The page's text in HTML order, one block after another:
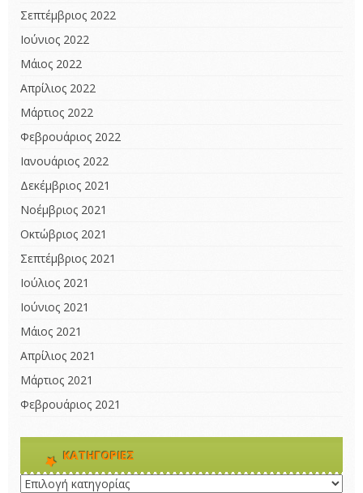
Σεπτέμβριος 2022
Ιούνιος 2022
Μάιος 2022
Απρίλιος 2022
Μάρτιος 2022
Φεβρουάριος 2022
Ιανουάριος 2022
Δεκέμβριος 2021
Νοέμβριος 2021
Οκτώβριος 2021
Σεπτέμβριος 2021
Ιούλιος 2021
Ιούνιος 2021
Μάιος 2021
Απρίλιος 2021
Μάρτιος 2021
Φεβρουάριος 2021
KΑΤΗΓΟΡΊΕΣ
Kατηγορίες